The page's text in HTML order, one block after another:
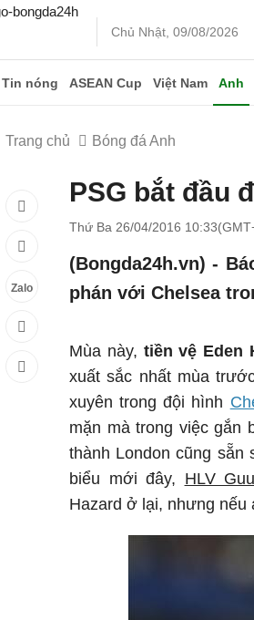
Chủ Nhật, 09/08/2026
Tin nóng ASEAN Cup Việt Nam Anh
Trang chủ Bóng đá Anh
Zalo
PSG bắt đầu
Thứ Ba 26/04/2016
(Bongda24h.vn) -
phán với Chelsea
Mùa này, tiền vệ Eden
xuất sắc nhất mùa
xuyên trong đội hình
mặn mà trong việc gắn
thành London cũng sẵn
biểu mới đây, HLV
Hazard ở lại, nhưng nếu